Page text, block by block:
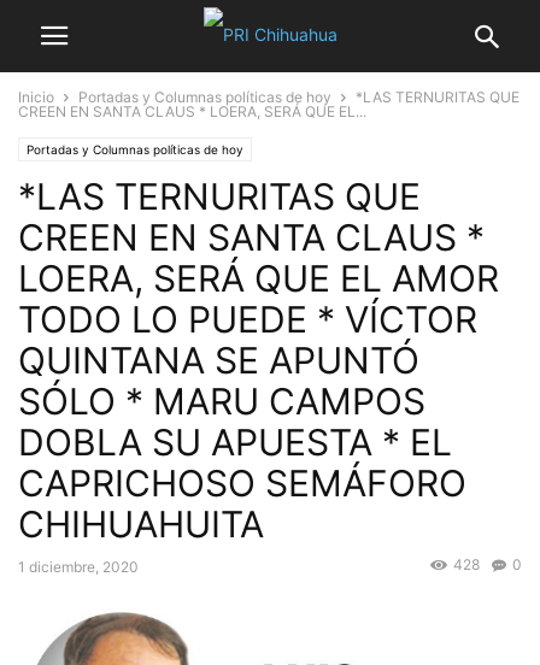
Inicio Portadas y Columnas políticas de hoy
*LAS TERNURITAS QUE
CREEN EN SANTA CLAUS * LOERA, SERÁ QUE EL...
Portadas y Columnas políticas de hoy
*LAS TERNURITAS QUE
CREEN EN SANTA CLAUS *
LOERA, SERÁ QUE EL AMOR
TODO LO PUEDE * VÍCTOR
QUINTANA SE APUNTÓ
SÓLO * MARU CAMPOS
DOBLA SU APUESTA * EL
CAPRICHOSO SEMÁFORO
CHIHUAHUITA
1 diciembre, 2020 0
428